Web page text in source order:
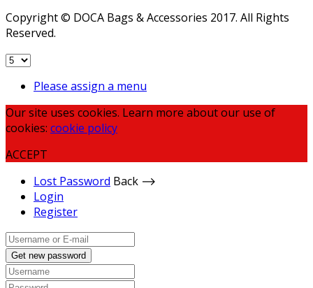
Copyright © DOCA Bags & Accessories 2017. All Rights
Reserved.
Please assign a menu
Our site uses cookies. Learn more about our use of
cookies: cookie policy
ACCEPT
Lost Password Back ⟶
Login
Register
Get new password